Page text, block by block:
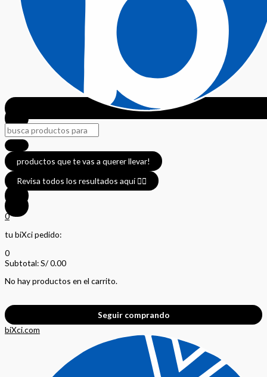
productos que te vas a querer llevar!
Revisa todos los resultados aquí 👈🏼
0
tu biXci pedido:
0
Subtotal:S/0.00
No hay productos en el carrito.
Seguir comprando
biXci.com